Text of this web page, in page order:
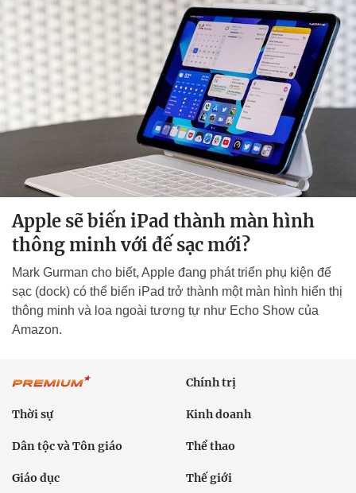
Apple sẽ biến iPad thành màn hình
thông minh với đế sạc mới?
Mark Gurman cho biết, Apple đang phát triển phụ kiện đế
sạc (dock) có thể biến iPad trở thành một màn hình hiển thị
thông minh và loa ngoài tương tự như Echo Show của
Amazon.
Chính trị
Thời sự Kinh doanh
Dân tộc và Tôn giáo Thể thao
Giáo dục Thế giới